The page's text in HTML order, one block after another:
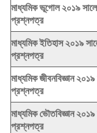
মাধ্যমিক ভূগোল ২০১৯
প্রশ্নপত্র
মাধ্যমিক ইতিহাস ২০১৯
প্রশ্নপত্র
মাধ্যমিক জীবনবিজ্ঞান
প্রশ্নপত্র
মাধ্যমিক ভৌতবিজ্ঞান ২০১৯
প্রশ্নপত্র